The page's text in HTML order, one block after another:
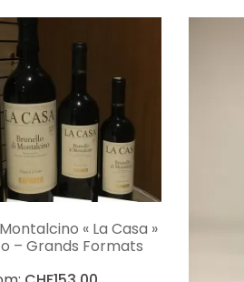
DES OPTIONS
« La Casa »
– Grands Formats